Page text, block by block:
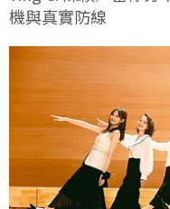
機與真實防線